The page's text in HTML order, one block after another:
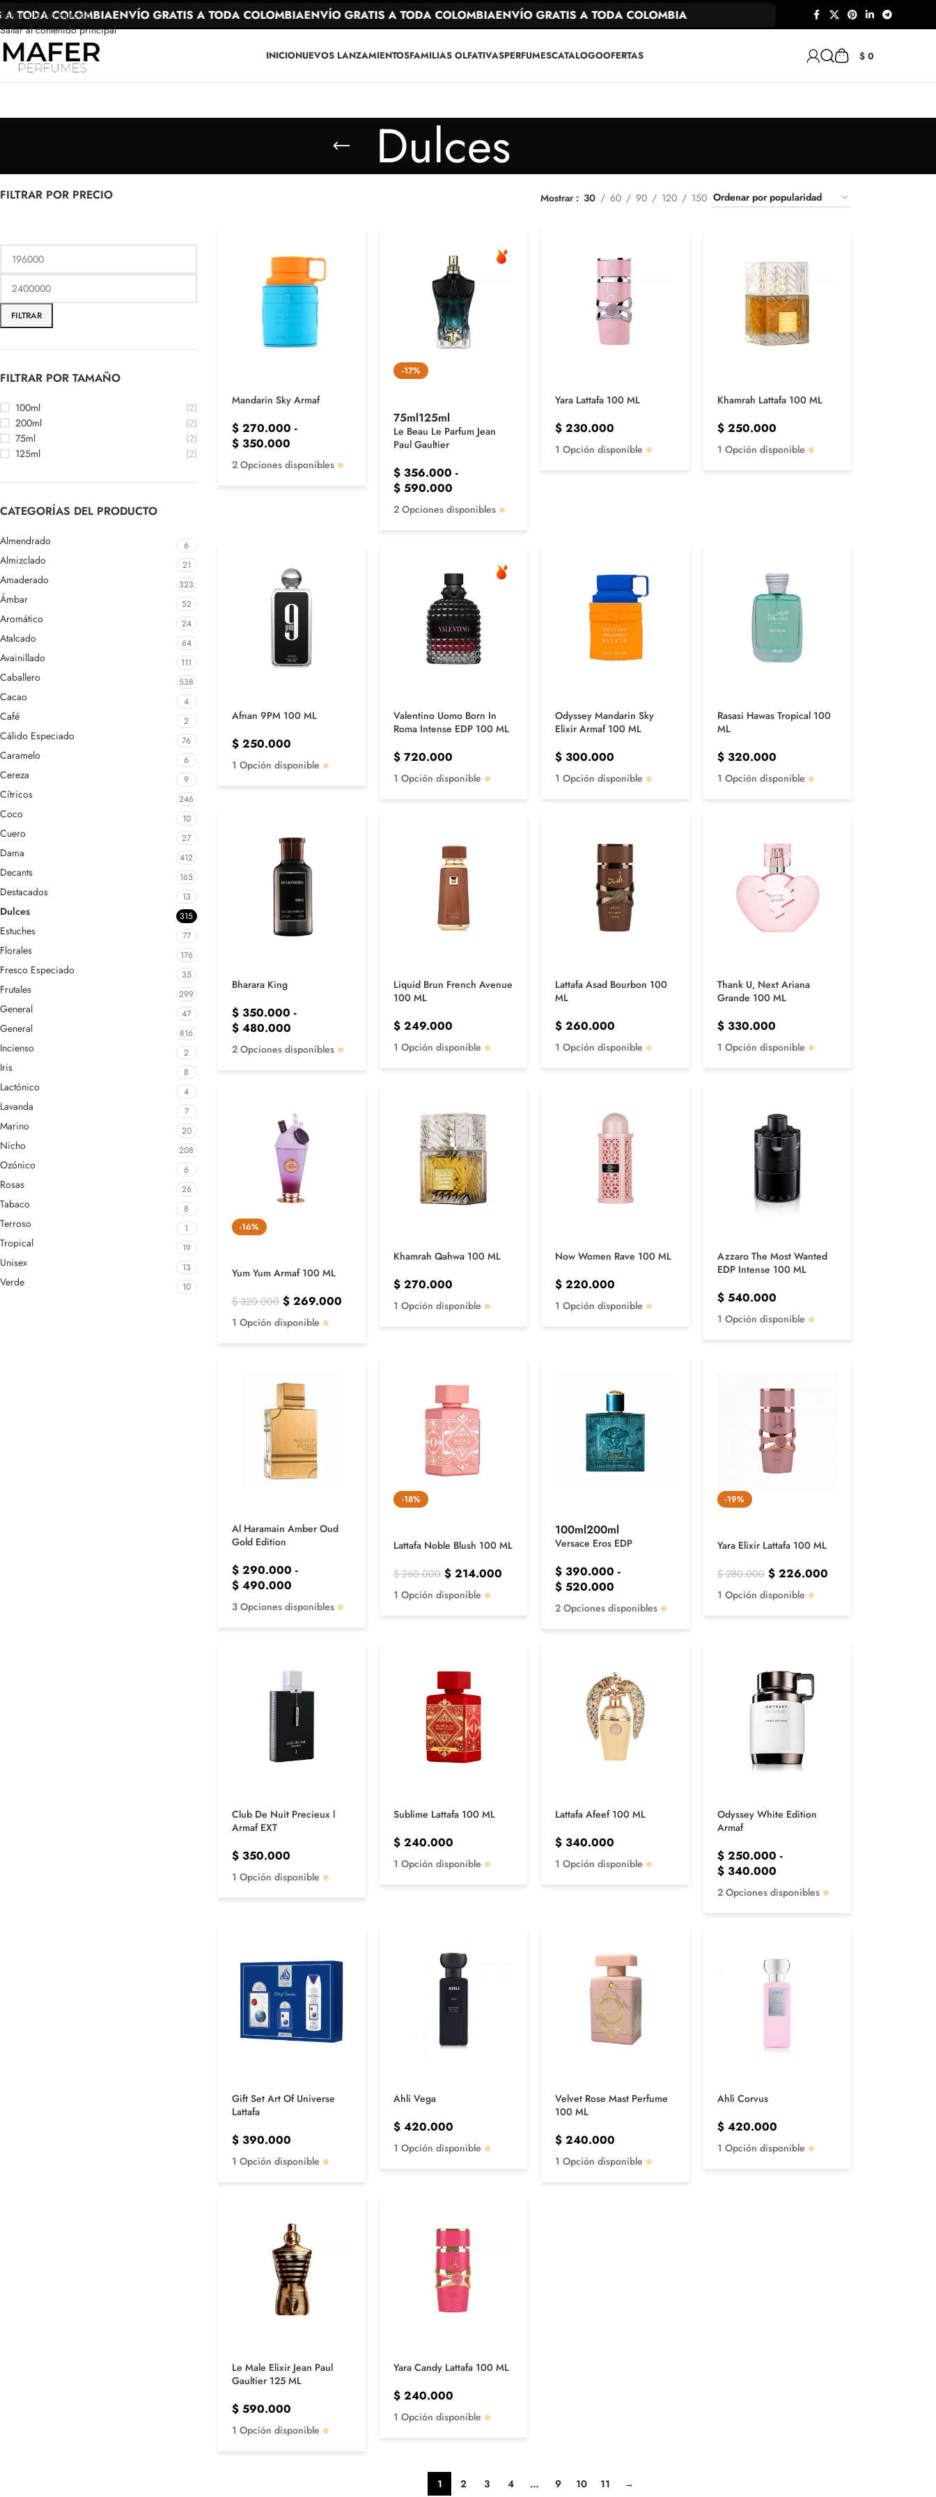
Saltar a la navegación
Saltar al contenido principal
COLOMBIAENVÍO GRATIS A TODA COLOMBIAENVÍO GRATIS A TODA COLOMBIAENVÍO GRATIS A TODA COLOMBIA
INICIONUEVOS LANZAMIENTOSFAMILIAS OLFATIVASPERFUMESCATALOGOOFERTAS $0
Dulces
FILTRAR POR PRECIO
FILTRAR
FILTRAR POR TAMAÑO
100ml
(2)
200ml
(2)
75ml
(2)
125ml
(2)
CATEGORÍAS DEL PRODUCTO
Almendrado 6
Almizclado 21
Amaderado 323
Ámbar 52
Aromático 24
Atalcado 64
Avainillado 111
Caballero 538
Cacao 4
Café 2
Cálido Especiado 76
Caramelo 6
Cereza 9
Cítricos 246
Coco 10
Cuero 27
Dama 412
Decants 165
Destacados 13
Dulces 315
Estuches 77
Florales 176
Fresco Especiado 35
Frutales 299
General 47
General 816
Incienso 2
Iris 8
Lactónico 4
Lavanda 7
Marino 20
Nicho 208
Ozónico 6
Rosas 26
Tabaco 8
Terroso 1
Tropical 19
Unisex 13
Verde 10
Mostrar 30 60 90 120 150
Mandarin Sky Armaf
$270.000 -
$350.000
2 Opciones disponibles
-17%
75ml125ml
Le Beau Le Parfum Jean
Paul Gaultier
$ 356.000 -
$ 590.000
2 Opciones disponibles
Yara Lattafa 100 ML
$ 230.000
1 Opción disponible
Khamrah Lattafa 100 ML
$250.000
1 Opción disponible
Afnan 9PM 100 ML
$250.000
1 Opción disponible
Valentino Uomo Born In
Roma Intense EDP 100 ML
$ 720.000
1 Opción disponible
Odyssey Mandarin Sky
Elixir Armaf 100 ML
$ 300.000
1 Opción disponible
Rasasi Hawas Tropical 100
ML
$320.000
1 Opción disponible
Bharara King
$350.000 -
$480.000
2 Opciones disponibles
Liquid Brun French Avenue
100 ML
$ 249.000
1 Opción disponible
Lattafa Asad Bourbon 100
ML
$ 260.000
1 Opción disponible
Thank U, Next Ariana
Grande 100 ML
$330.000
1 Opción disponible
-16%
Yum Yum Armaf 100 ML
$320.000 $269.000
1 Opción disponible
Khamrah Qahwa 100 ML
$ 270.000
1 Opción disponible
Now Women Rave 100 ML
$ 220.000
1 Opción disponible
Azzaro The Most Wanted
EDP Intense 100 ML
$540.000
1 Opción disponible
Al Haramain Amber Oud
Gold Edition
$290.000 -
$490.000
3 Opciones disponibles
-18%
Lattafa Noble Blush 100 ML
$260.000 $ 214.000
1 Opción disponible
100ml200ml
Versace Eros EDP
$ 390.000 -
$ 520.000
2 Opciones disponibles
-19%
Yara Elixir Lattafa 100 ML
$280.000 $226.000
1 Opción disponible
Club De Nuit Precieux l
Armaf EXT
$350.000
1 Opción disponible
Sublime Lattafa 100 ML
$ 240.000
1 Opción disponible
Lattafa Afeef 100 ML
$ 340.000
1 Opción disponible
Odyssey White Edition
Armaf
$250.000 -
$340.000
2 Opciones disponibles
Gift Set Art Of Universe
Lattafa
$390.000
1 Opción disponible
Ahli Vega
$ 420.000
1 Opción disponible
Velvet Rose Mast Perfume
100 ML
$ 240.000
1 Opción disponible
Ahli Corvus
$420.000
1 Opción disponible
Le Male Elixir Jean Paul
Gaultier 125 ML
$590.000
1 Opción disponible
Yara Candy Lattafa 100 ML
$ 240.000
1 Opción disponible
1 2 3 4 … 9 10 11 →